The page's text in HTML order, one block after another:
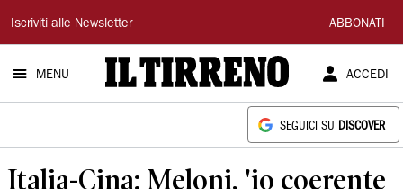
Il
Tirreno
Iscriviti alle Newsletter ABBONATI
MENU ACCEDI
SEGUICI SU DISCOVER
Italia-Cina: Meloni, 'io coerente